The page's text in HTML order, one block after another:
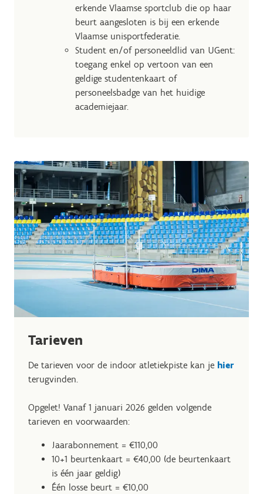
erkende Vlaamse sportclub die op haar
beurt aangesloten is bij een erkende
Vlaamse unisportfederatie.
Student en/of personeeldlid van UGent:
toegang enkel op vertoon van een
geldige studentenkaart of
personeelsbadge van het huidige
academiejaar.
Tarieven
De tarieven voor de indoor atletiekpiste kan je hier
terugvinden.
Opgelet! Vanaf 1 januari 2026 gelden volgende
tarieven en voorwaarden:
Jaarabonnement = €110,00
10+1 beurtenkaart = €40,00 (de beurtenkaart
is één jaar geldig)
Één losse beurt = €10,00